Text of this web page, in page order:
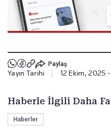
Paylaş
Yayın Tarihi | 12 Ekim, 2025
Haberle İlgili Daha
Haberler